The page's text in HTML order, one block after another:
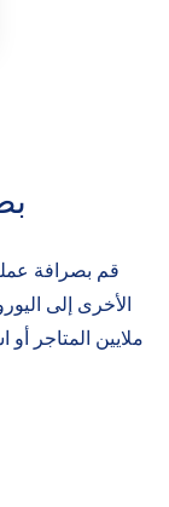
قم بصرافة
الأخرى إلى
ملايين المتاجر